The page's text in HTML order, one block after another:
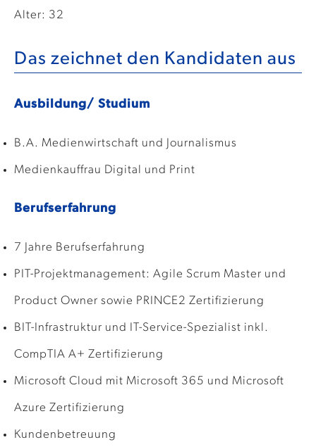
Alter: 32
Das zeichnet den Kandidaten aus
Ausbildung/ Studium
B.A. Medienwirtschaft und Journalismus
Medienkauffrau Digital und Print
Berufserfahrung
7 Jahre Berufserfahrung
PIT-Projektmanagement: Agile Scrum Master und
Product Owner sowie PRINCE2 Zertifizierung
BIT-Infrastruktur und IT-Service-Spezialist inkl.
CompTIA A+ Zertifizierung
Microsoft Cloud mit Microsoft 365 und Microsoft
Azure Zertifizierung
Kundenbetreuung